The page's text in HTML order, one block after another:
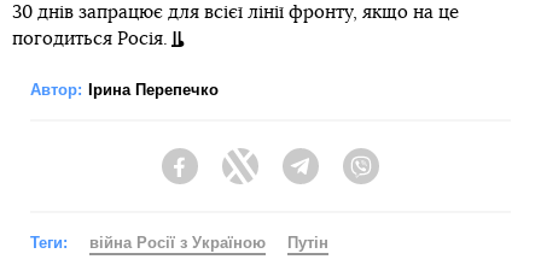
30 днів запрацює для всієї лінії фронту, якщо на це
погодиться Росія.
Автор: Ірина Перепечко
FacebookTwitter Telegram
Теги: війна Росії з Україною Путін